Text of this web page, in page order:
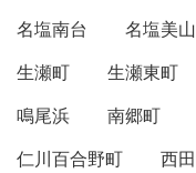
名塩南台
名塩美山
生瀬町
生瀬東町
鳴尾浜
南郷町
仁川百合野町
西